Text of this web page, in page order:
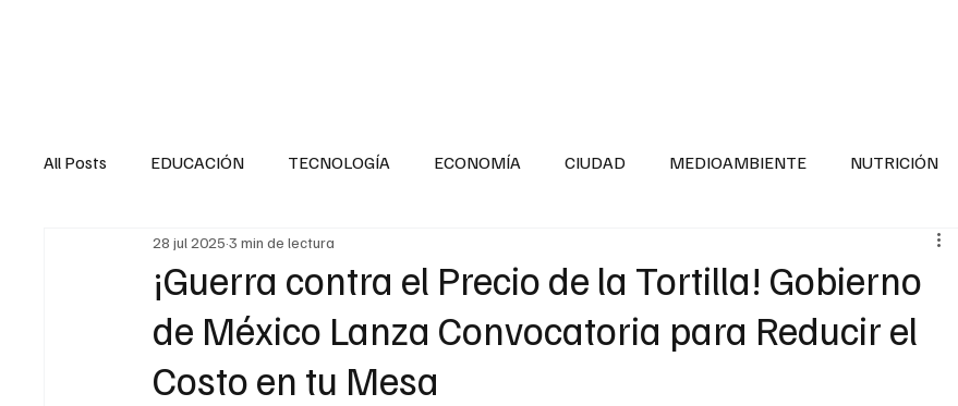
All Posts EDUCACIÓN TECNOLOGÍA ECONOMÍA CIUDAD MEDIOAMBIENTE NUTRICIÓN
SALUD EN EL SECTOR PÚBLICO SALUD
MENTAL LA ENTREVISTA ANIMAL FITNESS ADOLESCENTES RESPONSABILIDAD SOCIAL
¡Guerra contra el Precio de la Tortilla! Gobierno
de México Lanza Convocatoria para Reducir el
Costo en tu Mesa
28 jul 2025 3 min de lectura